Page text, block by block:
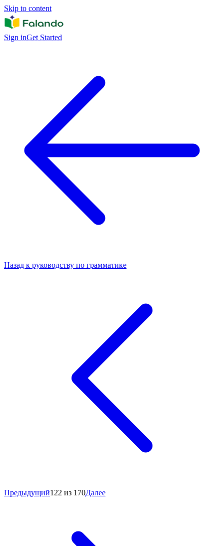
Skip to content
Sign inGet Started
Назад к руководству по грамматике
Предыдущий122 из 170Далее